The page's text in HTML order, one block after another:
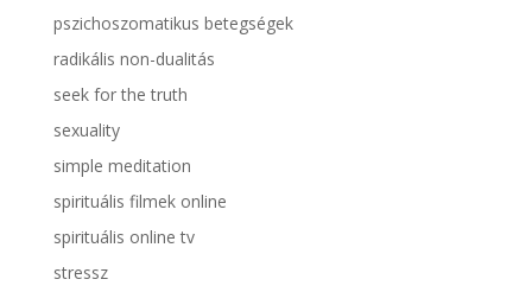
pszichoszomatikus betegségek
radikális non-dualitás
seek for the truth
sexuality
simple meditation
spirituális filmek online
spirituális online tv
stressz